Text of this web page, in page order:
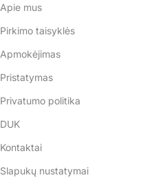
Apie mus
Pirkimo taisyklės
Apmokėjimas
Pristatymas
Privatumo politika
DUK
Kontaktai
Slapukų nustatymai